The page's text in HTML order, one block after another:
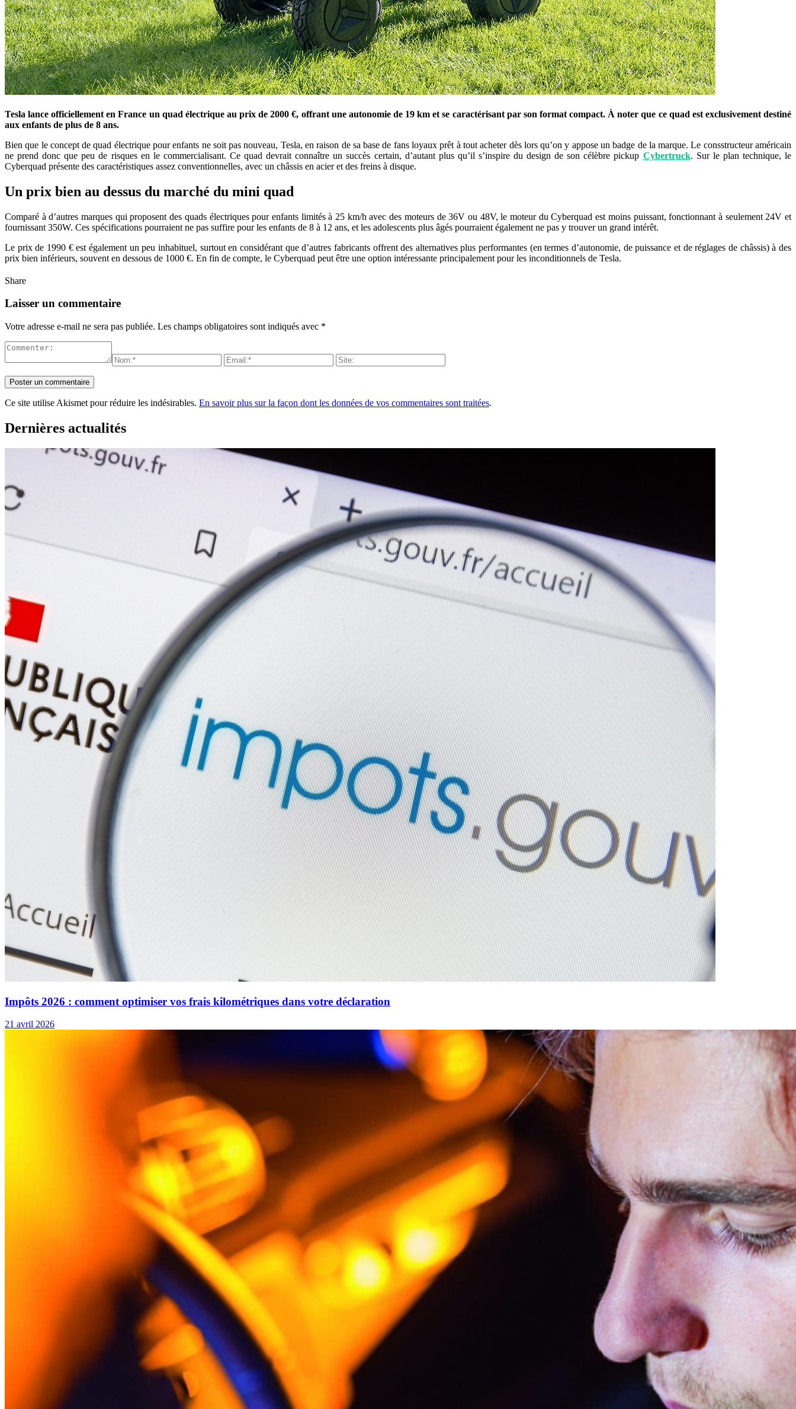
Tesla lance officiellement en France un quad électrique au prix de 2000 €, offrant une autonomie de 19 km et se caractérisant par son format compact. À noter que ce quad est exclusivement destiné
aux enfants de plus de 8 ans.
Bien que le concept de quad électrique pour enfants ne soit pas nouveau, Tesla, en raison de sa base de fans loyaux prêt à tout acheter dès lors qu’on y appose un badge de la marque. Le consstructeur américain
ne prend donc que peu de risques en le commercialisant. Ce quad devrait connaître un succès certain, d’autant plus qu’il s’inspire du design de son célèbre pickup Cybertruck. Sur le plan technique, le
Cyberquad présente des caractéristiques assez conventionnelles, avec un châssis en acier et des freins à disque.
Un prix bien au dessus du marché du mini quad
Comparé à d’autres marques qui proposent des quads électriques pour enfants limités à 25 km/h avec des moteurs de 36V ou 48V, le moteur du Cyberquad est moins puissant, fonctionnant à seulement 24V et
fournissant 350W. Ces spécifications pourraient ne pas suffire pour les enfants de 8 à 12 ans, et les adolescents plus âgés pourraient également ne pas y trouver un grand intérêt.
Le prix de 1990 € est également un peu inhabituel, surtout en considérant que d’autres fabricants offrent des alternatives plus performantes (en termes d’autonomie, de puissance et de réglages de châssis) à des
prix bien inférieurs, souvent en dessous de 1000 €. En fin de compte, le Cyberquad peut être une option intéressante principalement pour les inconditionnels de Tesla.
Share
Laisser un commentaire
Votre adresse e-mail ne sera pas publiée. Les champs obligatoires sont indiqués avec *
Ce site utilise Akismet pour réduire les indésirables. En savoir plus sur la façon dont les données de vos commentaires sont traitées.
Dernières actualités
Impôts 2026 : comment optimiser vos frais kilométriques dans votre déclaration
21 avril 2026